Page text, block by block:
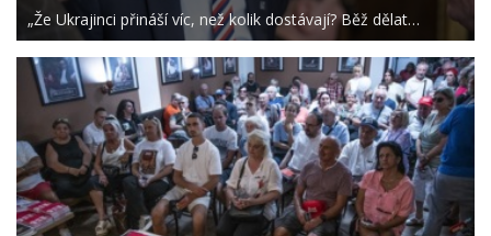
„Že Ukrajinci přináší víc, než kolik dostávají? Běž dělat…